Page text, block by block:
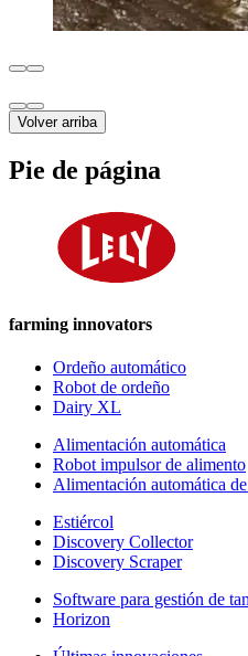
Volver arriba
Pie de página
farming innovators
Ordeño automático
Robot de ordeño
Dairy XL
Alimentación automática
Robot impulsor de alimento
Alimentación automática
Estiércol
Discovery Collector
Discovery Scraper
Software para gestión de
Horizon